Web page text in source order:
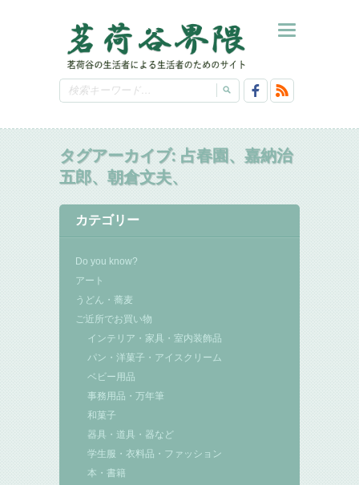
タグアーカイブ: 占春園、嘉納治
五郎、朝倉文夫、
カテゴリー
Do you know?
アート
うどん・蕎麦
ご近所でお買い物
インテリア・家具・室内装飾品
パン・洋菓子・アイスクリーム
ベビー用品
事務用品・万年筆
和菓子
器具・道具・器など
学生服・衣料品・ファッション
本・書籍